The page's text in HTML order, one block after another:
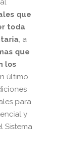
al
que
toda
, a
que
los
último
para
y
Sistema